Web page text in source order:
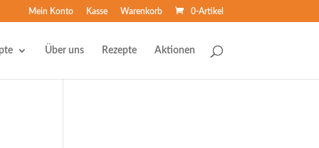
Mein Konto Kasse Warenkorb 0-Artikel
Über uns Rezepte Aktionen